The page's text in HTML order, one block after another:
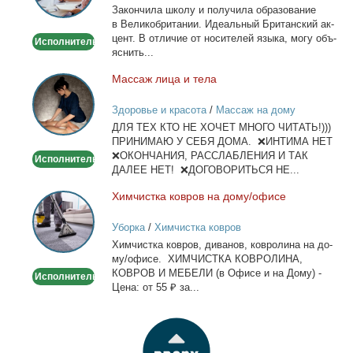
по
или
Исполнитель
За­кон­чи­ла шко­лу и по­лу­чи­ла об­ра­зо­ва­ние
в Ве­ли­ко­бри­та­нии. Иде­аль­ный Бри­тан­ский ак­
цент. В от­ли­чие от но­си­те­лей язы­ка, мо­гу объ­
яс­нить...
Массаж
лица
и
тела
Исполнитель
Мас­саж ли­ца и те­ла
Здоровье и красота/ Массаж на дому
ДЛЯ ТЕХ КТО НЕ ХОЧЕТ МНОГО ЧИТАТЬ!)))
ПРИНИМАЮ У СЕБЯ ДОМА. ❌ИНТИМА НЕТ
❌ОКОНЧАНИЯ, РАССЛАБЛЕНИЯ И ТАК
ДАЛЕЕ НЕТ! ❌ДОГОВОРИТЬСЯ НЕ...
Химчистка
ковров
на
дому/
Исполнитель
Хим­чист­ка ков­ров на до­му/офи­се
Уборка/ Химчистка ковров
Хим­чист­ка ков­ров, ди­ва­нов, ков­ро­ли­на на до­
му/офи­се. ХИМЧИСТКА КОВРОЛИНА,
КОВРОВ И МЕБЕЛИ (в Офи­се и на До­му) -
Це­на: от 55 ₽ за...